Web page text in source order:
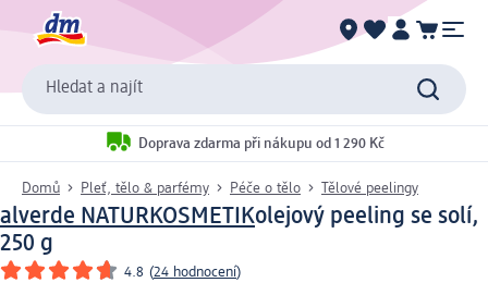
Hledat a najít
Doprava zdarma při nákupu od 1 290 Kč
Domů Pleť, tělo & parfémy Péče o tělo Tělové peelingy
alverde NATURKOSMETIKolejový peeling se solí,
250 g
4.8 (24 hodnocení)